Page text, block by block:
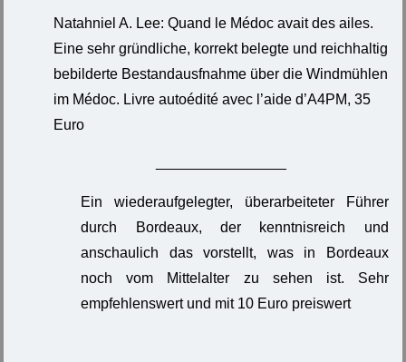
Natahniel A. Lee: Quand le Médoc avait des ailes.
Eine sehr gründliche, korrekt belegte und reichhaltig
bebilderte Bestandausfnahme über die Windmühlen
im Médoc. Livre autoédité avec l’aide d’A4PM, 35
Euro
Ein wiederaufgelegter, überarbeiteter Führer
durch Bordeaux, der kenntnisreich und
anschaulich das vorstellt, was in Bordeaux
noch vom Mittelalter zu sehen ist. Sehr
empfehlenswert und mit 10 Euro preiswert